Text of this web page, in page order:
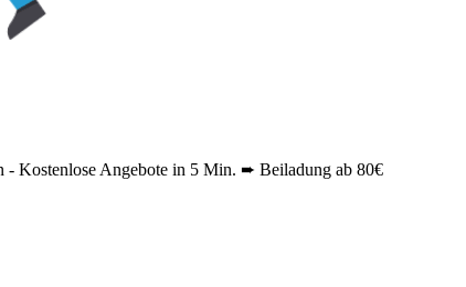
- Kostenlose Angebote in 5 Min. ➨ Beiladung ab 80€